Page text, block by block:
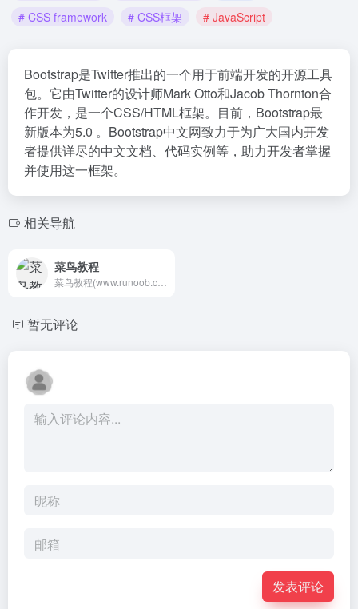
# CSS framework
# CSS框架 # JavaScript
Bootstrap是Twitter推出的一个用于前端开发的开源工具
包。它由Twitter的设计师Mark Otto和Jacob Thornton合
作开发，是一个CSS/HTML框架。目前，Bootstrap最
新版本为5.0 。Bootstrap中文网致力于为广大国内开发
者提供详尽的中文文档、代码实例等，助力开发者掌握
并使用这一框架。
相关导航
菜鸟教程
暂无评论
发表评论